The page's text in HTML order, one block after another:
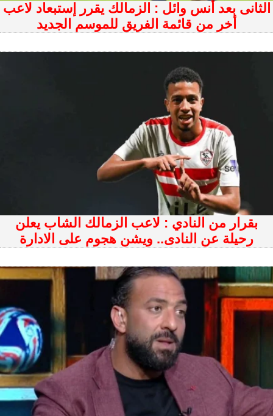
الثانى بعد أنس وائل : الزمالك يقرر إستبعاد لاعب
أخر من قائمة الفريق للموسم الجديد
بقرار من النادي : لاعب الزمالك الشاب يعلن
رحيلة عن النادى.. ويشن هجوم على الادارة